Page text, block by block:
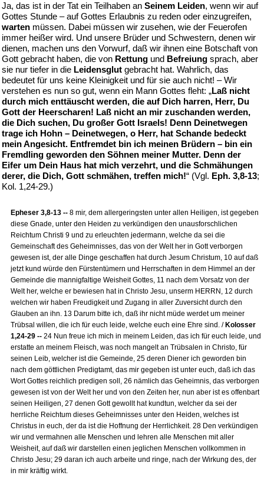
Ja, das ist in der Tat ein Teilhaben an Seinem Leiden, wenn wir auf
Gottes Stunde – auf Gottes Erlaubnis zu reden oder einzugreifen,
warten müssen. Dabei müssen wir zusehen, wie der Feuerofen
immer heißer wird. Und unsere Brüder und Schwestern, denen wir
dienen, machen uns den Vorwurf, daß wir ihnen eine Botschaft von
Gott gebracht haben, die von Rettung und Befreiung sprach, aber
sie nur tiefer in die Leidensglut gebracht hat. Wahrlich, das
bedeutet für uns keine Kleinigkeit und für sie auch nicht! – Wir
verstehen es nun so gut, wenn ein Mann Gottes fleht: „Laß nicht
durch mich enttäuscht werden, die auf Dich harren, Herr, Du
Gott der Heerscharen! Laß nicht an mir zuschanden werden,
die Dich suchen, Du großer Gott Israels! Denn Deinetwegen
trage ich Hohn – Deinetwegen, o Herr, hat Schande bedeckt
mein Angesicht. Entfremdet bin ich meinen Brüdern – bin ein
Fremdling geworden den Söhnen meiner Mutter. Denn der
Eifer um Dein Haus hat mich verzehrt, und die Schmähungen
derer, die Dich, Gott schmähen, treffen mich!“ (Vgl. Eph. 3,8-13;
Kol. 1,24-29.)
Epheser 3,8-13 -- 8 mir, dem allergeringsten unter allen Heiligen, ist gegeben
diese Gnade, unter den Heiden zu verkündigen den unausforschlichen
Reichtum Christi 9 und zu erleuchten jedermann, welche da sei die
Gemeinschaft des Geheimnisses, das von der Welt her in Gott verborgen
gewesen ist, der alle Dinge geschaffen hat durch Jesum Christum, 10 auf daß
jetzt kund würde den Fürstentümern und Herrschaften in dem Himmel an der
Gemeinde die mannigfaltige Weisheit Gottes, 11 nach dem Vorsatz von der
Welt her, welche er bewiesen hat in Christo Jesu, unserm HERRN, 12 durch
welchen wir haben Freudigkeit und Zugang in aller Zuversicht durch den
Glauben an ihn. 13 Darum bitte ich, daß ihr nicht müde werdet um meiner
Trübsal willen, die ich für euch leide, welche euch eine Ehre sind. / Kolosser
1,24-29 -- 24 Nun freue ich mich in meinem Leiden, das ich für euch leide, und
erstatte an meinem Fleisch, was noch mangelt an Trübsalen in Christo, für
seinen Leib, welcher ist die Gemeinde, 25 deren Diener ich geworden bin
nach dem göttlichen Predigtamt, das mir gegeben ist unter euch, daß ich das
Wort Gottes reichlich predigen soll, 26 nämlich das Geheimnis, das verborgen
gewesen ist von der Welt her und von den Zeiten her, nun aber ist es offenbart
seinen Heiligen, 27 denen Gott gewollt hat kundtun, welcher da sei der
herrliche Reichtum dieses Geheimnisses unter den Heiden, welches ist
Christus in euch, der da ist die Hoffnung der Herrlichkeit. 28 Den verkündigen
wir und vermahnen alle Menschen und lehren alle Menschen mit aller
Weisheit, auf daß wir darstellen einen jeglichen Menschen vollkommen in
Christo Jesu; 29 daran ich auch arbeite und ringe, nach der Wirkung des, der
in mir kräftig wirkt.